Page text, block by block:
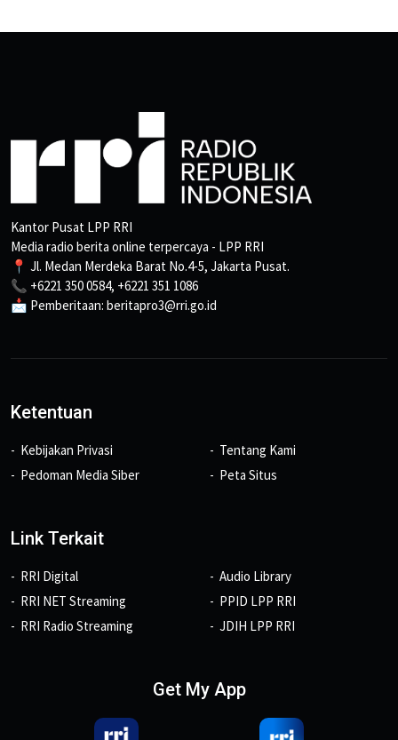
Kantor Pusat LPP RRI
Media radio berita online terpercaya - LPP RRI
📍 Jl. Medan Merdeka Barat No.4-5, Jakarta Pusat.
📞 +6221 350 0584, +6221 351 1086
📩 Pemberitaan: beritapro3@rri.go.id
Ketentuan
Kebijakan Privasi
Pedoman Media Siber
Tentang Kami
Peta Situs
Link Terkait
RRI Digital
RRI NET Streaming
RRI Radio Streaming
Audio Library
PPID LPP RRI
JDIH LPP RRI
Get My App